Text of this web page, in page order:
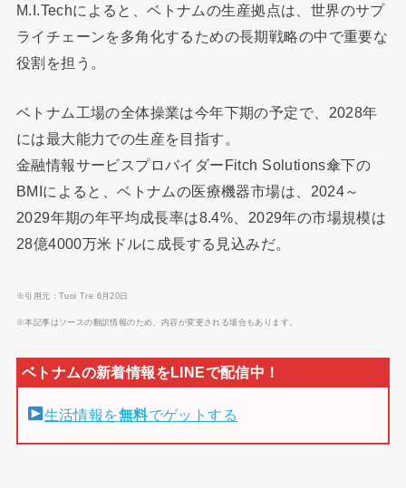
M.I.Techによると、ベトナムの生産拠点は、世界のサプ
ライチェーンを多角化するための長期戦略の中で重要な
役割を担う。
ベトナム工場の全体操業は今年下期の予定で、2028年
には最大能力での生産を目指す。
金融情報サービスプロバイダーFitch Solutions傘下の
BMIによると、ベトナムの医療機器市場は、2024～
2029年期の年平均成長率は8.4%、2029年の市場規模は
28億4000万米ドルに成長する見込みだ。
※引用元：Tuoi Tre 6月20日
※本記事はソースの翻訳情報のため、内容が変更される場合もあります。
生活情報を無料でゲットする